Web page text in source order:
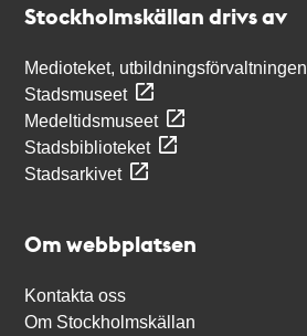
Stockholmskällan drivs av
Medioteket, utbildningsförvaltningen
Stadsmuseet
Medeltidsmuseet
Stadsbiblioteket
Stadsarkivet
Om webbplatsen
Kontakta oss
Om Stockholmskällan